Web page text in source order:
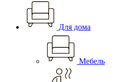
Для дома
Мебель